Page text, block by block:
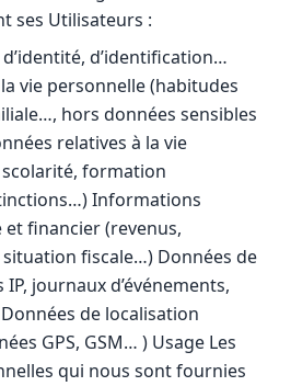
ses Utilisateurs :
d’identité, d’identification…
vie personnelle (habitudes
hors données sensibles
relatives à la vie
scolarité, formation
Informations
et financier (revenus,
fiscale…) Données de
journaux d’événements,
de localisation
GPS, GSM… ) Usage Les
qui nous sont fournies